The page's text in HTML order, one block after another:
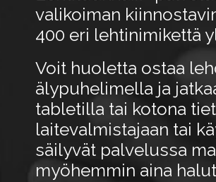
valikoiman
400 eri lehtinimikettä
Voit huoletta ostaa
älypuhelimella ja
tabletilla tai kotona
laitevalmistajaan tai
säilyvät palvelussa
myöhemmin aina